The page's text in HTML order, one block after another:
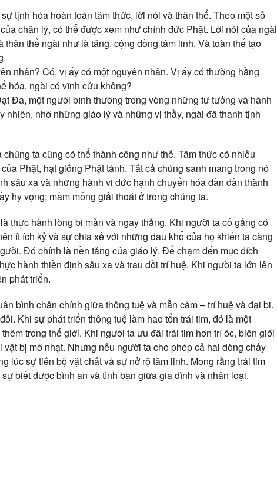
tịnh hóa hoàn toàn tâm thức, lời nói và thân thể. Theo một số
chân lý, có thể được xem như chính đức Phật. Lời nói của ngài
thể ngài như là tăng, cộng đồng tâm linh. Và toàn thể tạo
nhân? Có, vị ấy có một nguyên nhân. Vị ấy có thường hằng
hóa, ngài có vĩnh cửu không?
Đa, một người bình thường trong vòng những tư tưởng và hành
nhiên, nhờ những giáo lý và những vị thầy, ngài đã thanh tịnh
ta cũng có thể thành công như thế. Tâm thức có nhiều
Phật, hạt giống Phật tánh. Tất cả chúng sanh mang trong nó
sâu xa và những hành vi đức hạnh chuyển hóa dần dần thành
hy vọng; mầm mống giải thoát ở trong chúng ta.
thực hành lòng bi mẫn và ngay thẳng. Khi người ta cố gắng có
ít ích kỷ và sự chia xẻ với những đau khổ của họ khiến ta càng
Đó chính là nền tảng của giáo lý. Để chạm đến mục đích
hành thiền định sâu xa và trau dồi trí huệ. Khi người ta lớn lên
phát triển.
bình chân chính giữa thông tuệ và mẫn cảm – trí huệ và đại bi.
Khi sự phát triển thông tuệ làm hao tổn trái tim, đó là một
trong thế giới. Khi người ta ưu đãi trái tim hơn trí óc, biên giới
bị mờ nhạt. Nhưng nếu người ta cho phép cả hai dòng chảy
lúc sự tiến bộ vật chất và sự nở rộ tâm linh. Mong rằng trái tim
biết được bình an và tình bạn giữa gia đình và nhân loại.